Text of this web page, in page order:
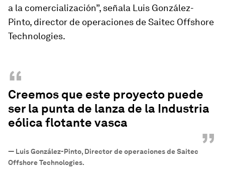
a la comercialización”, señala Luis González-
Pinto, director de operaciones de Saitec Offshore
Technologies.
“
Creemos que este proyecto puede
ser la punta de lanza de la Industria
eólica flotante vasca
”
— Luis González-Pinto, Director de operaciones de Saitec
Offshore Technologies.